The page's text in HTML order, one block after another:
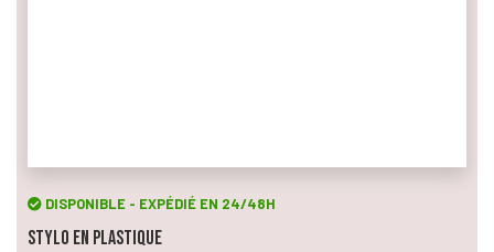
DISPONIBLE - EXPÉDIÉ EN 24/48H
Stylo en Plastique